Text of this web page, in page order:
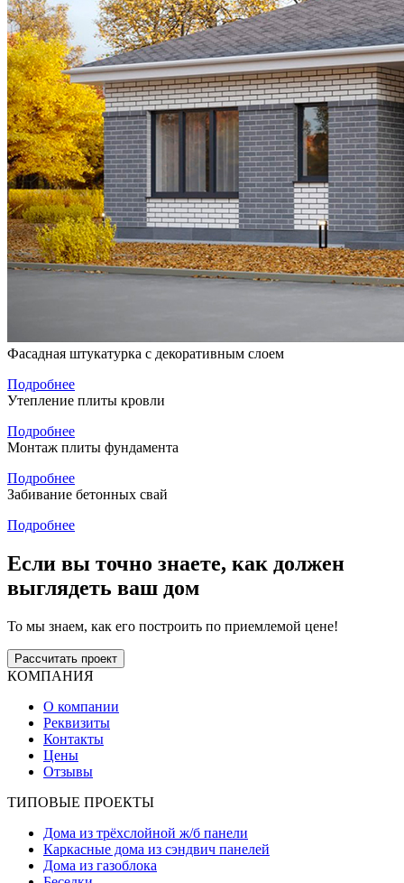
Фасадная штукатурка с декоративным слоем
Подробнее
Утепление плиты кровли
Подробнее
Монтаж плиты фундамента
Подробнее
Забивание бетонных свай
Подробнее
Если вы точно знаете, как должен
выглядеть ваш дом
То мы знаем, как его построить по приемлемой цене!
Рассчитать проект
КОМПАНИЯ
О компании
Реквизиты
Контакты
Цены
Отзывы
ТИПОВЫЕ ПРОЕКТЫ
Дома из трёхслойной ж/б панели
Каркасные дома из сэндвич панелей
Дома из газоблока